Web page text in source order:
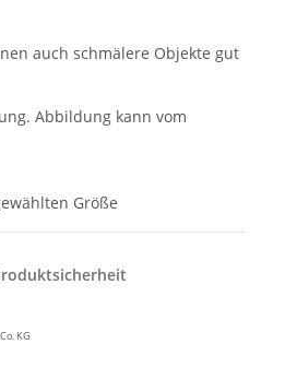
auch schmälere Objekte gut
Abbildung kann vom
Größe
KG